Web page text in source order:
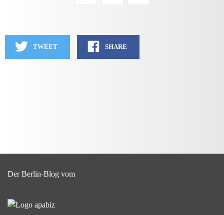
TWEET SHARE
Der Berlin-Blog vom